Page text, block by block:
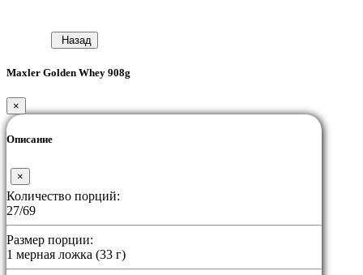
Назад
Maxler Golden Whey 908g
×
Описание
×
Количество порций:
27/69
Размер порции:
1 мерная ложка (33 г)